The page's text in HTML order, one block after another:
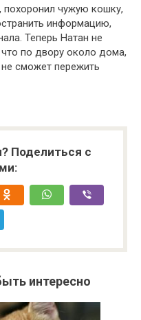
похоронил чужую кошку,
информацию,
Теперь Натан не
по двору около дома,
сможет пережить
Поделиться с
интересно